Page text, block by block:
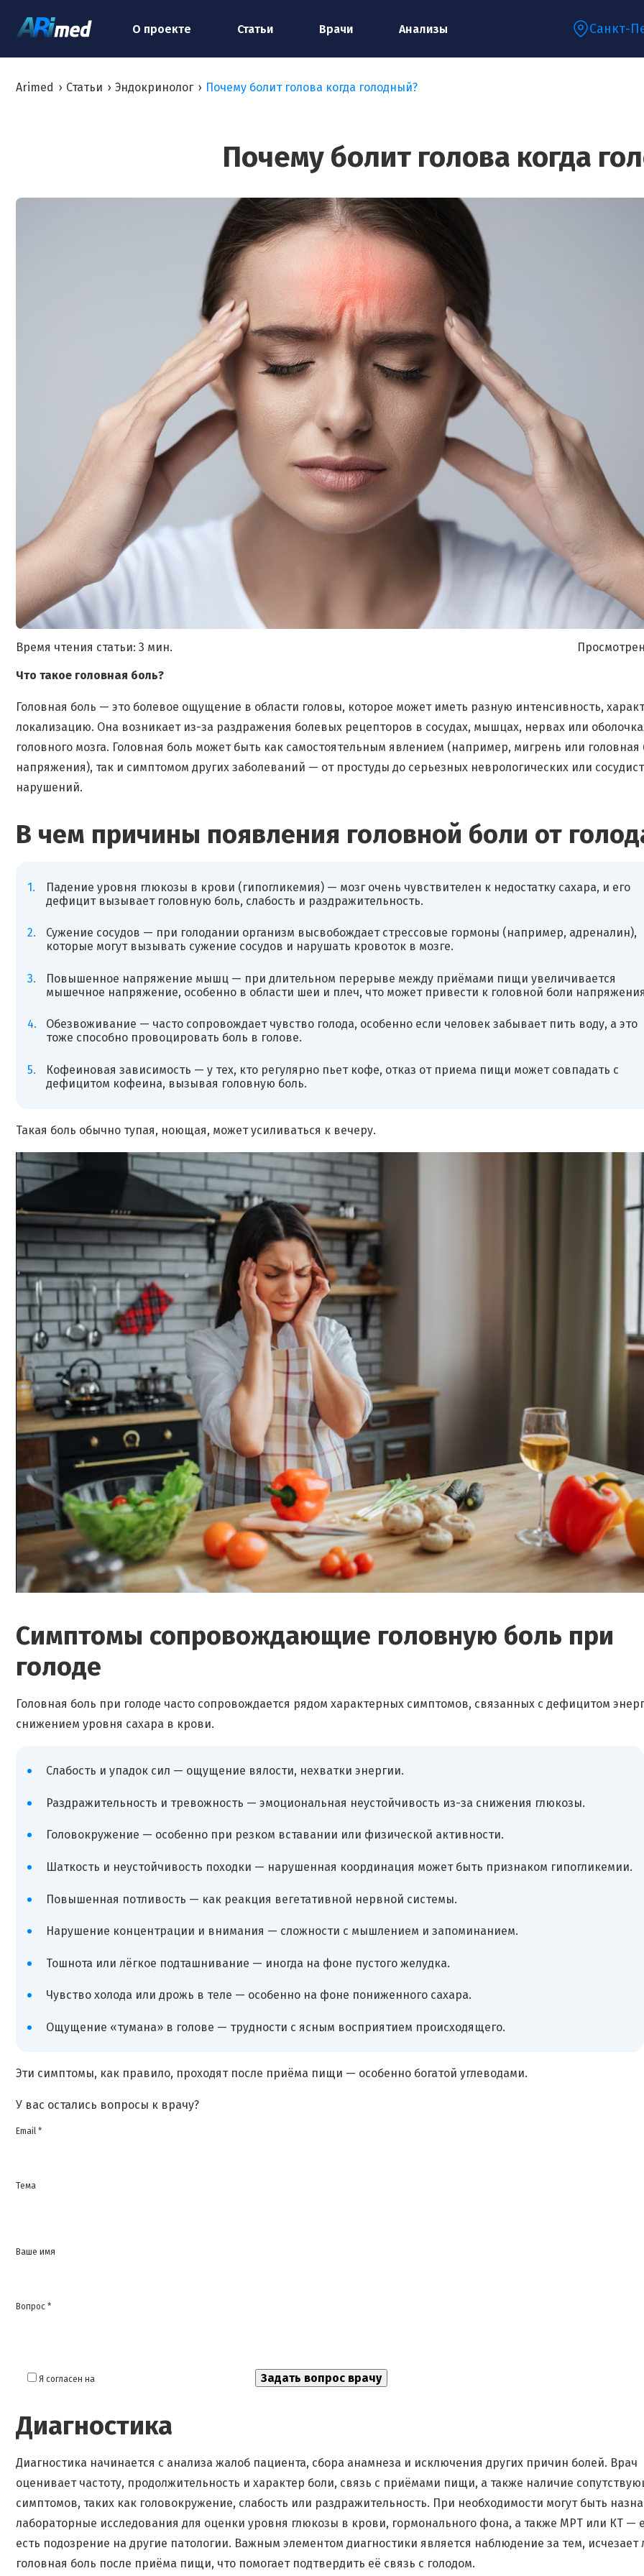
О проекте Статьи Врачи Анализы Санкт-
Arimed › Статьи › Эндокринолог › Почему болит голова когда голодный?
Почему болит голова когда
Время чтения статьи: 3 мин.
Что такое головная боль?
Головная боль — это болевое ощущение в области головы, которое может иметь разную интенсивность,
локализацию. Она возникает из-за раздражения болевых рецепторов в сосудах, мышцах, нервах или
головного мозга. Головная боль может быть как самостоятельным явлением (например, мигрень или головная
напряжения), так и симптомом других заболеваний — от простуды до серьезных неврологических или
нарушений.
В чем причины появления головной боли от
Падение уровня глюкозы в крови (гипогликемия) — мозг очень чувствителен к недостатку сахара, и его
дефицит вызывает головную боль, слабость и раздражительность.
Сужение сосудов — при голодании организм высвобождает стрессовые гормоны (например, адреналин),
которые могут вызывать сужение сосудов и нарушать кровоток в мозге.
Повышенное напряжение мышц — при длительном перерыве между приёмами пищи увеличивается
мышечное напряжение, особенно в области шеи и плеч, что может привести к головной боли
Обезвоживание — часто сопровождает чувство голода, особенно если человек забывает пить воду, а это
тоже способно провоцировать боль в голове.
Кофеиновая зависимость — у тех, кто регулярно пьет кофе, отказ от приема пищи может совпадать с
дефицитом кофеина, вызывая головную боль.
Такая боль обычно тупая, ноющая, может усиливаться к вечеру.
Симптомы сопровождающие головную боль при
голоде
Головная боль при голоде часто сопровождается рядом характерных симптомов, связанных с дефицитом
снижением уровня сахара в крови.
Слабость и упадок сил — ощущение вялости, нехватки энергии.
Раздражительность и тревожность — эмоциональная неустойчивость из-за снижения глюкозы.
Головокружение — особенно при резком вставании или физической активности.
Шаткость и неустойчивость походки — нарушенная координация может быть признаком гипогликемии.
Повышенная потливость — как реакция вегетативной нервной системы.
Нарушение концентрации и внимания — сложности с мышлением и запоминанием.
Тошнота или лёгкое подташнивание — иногда на фоне пустого желудка.
Чувство холода или дрожь в теле — особенно на фоне пониженного сахара.
Ощущение «тумана» в голове — трудности с ясным восприятием происходящего.
Эти симптомы, как правило, проходят после приёма пищи — особенно богатой углеводами.
У вас остались вопросы к врачу?
Email *
Тема
Ваше имя
Вопрос *
Я согласен на
Диагностика
Диагностика начинается с анализа жалоб пациента, сбора анамнеза и исключения других причин болей. Врач
оценивает частоту, продолжительность и характер боли, связь с приёмами пищи, а также наличие
симптомов, таких как головокружение, слабость или раздражительность. При необходимости могут быть
лабораторные исследования для оценки уровня глюкозы в крови, гормонального фона, а также МРТ или КТ —
есть подозрение на другие патологии. Важным элементом диагностики является наблюдение за тем, исчезает
головная боль после приёма пищи, что помогает подтвердить её связь с голодом.
Ваш телефон:*
Ваш e-mail:*
Я согласен на обработку моих персональных данных